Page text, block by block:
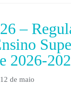
–
2026-
de maio